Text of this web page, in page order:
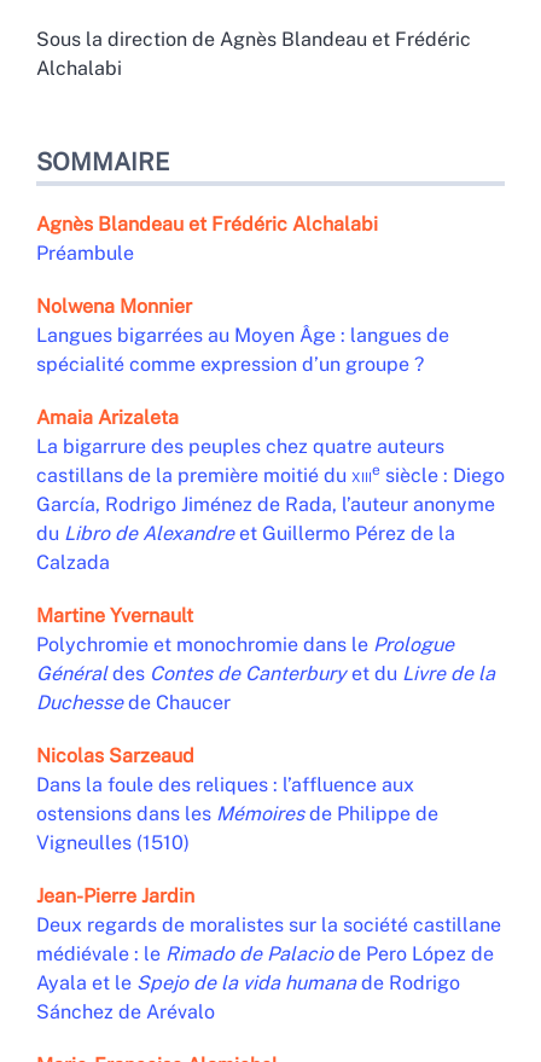
Sous la direction de Agnès Blandeau et Frédéric
Alchalabi
SOMMAIRE
Agnès Blandeau et Frédéric Alchalabi
Préambule
Nolwena Monnier
Langues bigarrées au Moyen Âge : langues de
spécialité comme expression d’un groupe ?
Amaia Arizaleta
La bigarrure des peuples chez quatre auteurs
castillans de la première moitié du xiiie siècle : Diego
García, Rodrigo Jiménez de Rada, l’auteur anonyme
du Libro de Alexandreet Guillermo Pérez de la
Calzada
Martine Yvernault
Polychromie et monochromie dans le Prologue
Généraldes Contes de Canterburyet du Livre de la
Duchessede Chaucer
Nicolas Sarzeaud
Dans la foule des reliques : l’affluence aux
ostensions dans les Mémoiresde Philippe de
Vigneulles (1510)
Jean-Pierre Jardin
Deux regards de moralistes sur la société castillane
médiévale : le Rimado de Palaciode Pero López de
Ayala et le Spejo de la vida humanade Rodrigo
Sánchez de Arévalo